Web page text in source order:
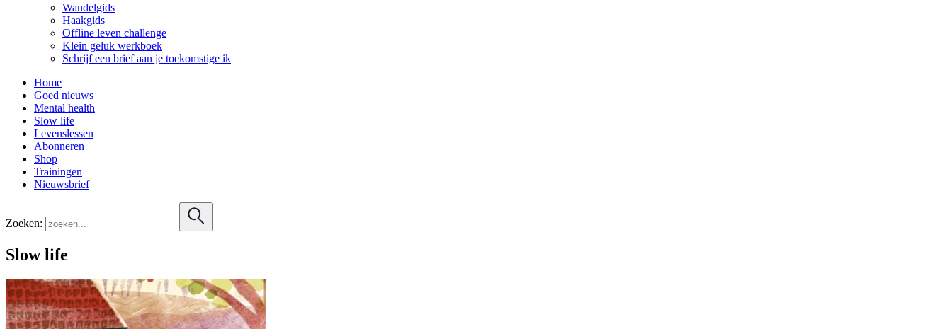
Wandelgids
Haakgids
Offline leven challenge
Klein geluk werkboek
Schrijf een brief aan je toekomstige ik
Home
Goed nieuws
Mental health
Slow life
Levenslessen
Abonneren
Shop
Trainingen
Nieuwsbrief
Zoeken:
Slow life